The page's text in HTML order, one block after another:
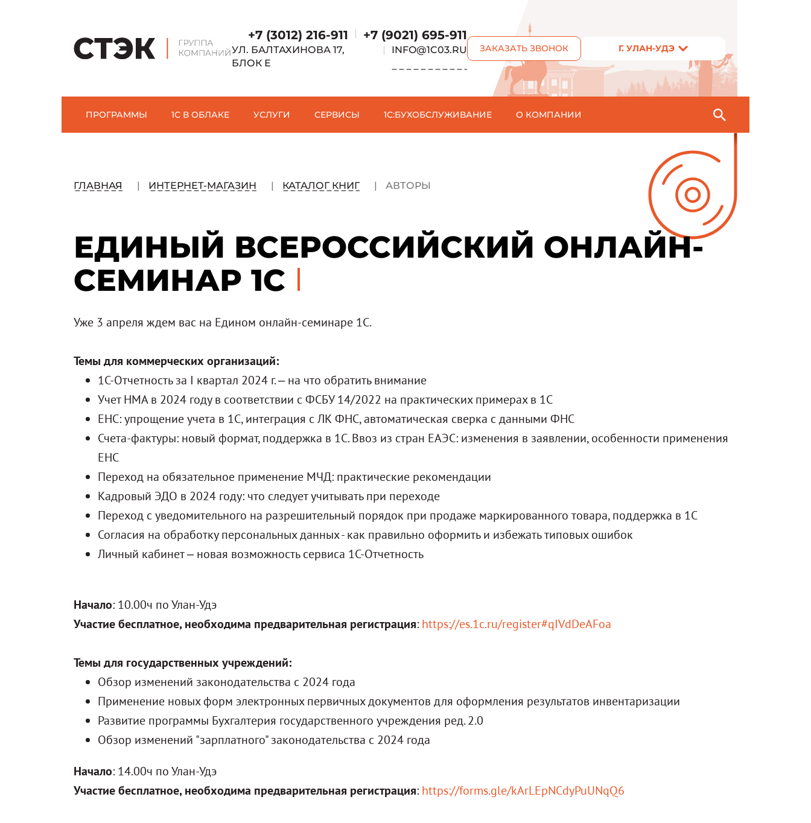
+7 (3012) 216-911 | +7 (9021) 695-911
УЛ. БАЛТАХИНОВА 17,
БЛОК Е
| INFO@1C03.RU ЗАКАЗАТЬ ЗВОНОК Г. УЛАН-УДЭ
ПРОГРАММЫ 1С В ОБЛАКЕ УСЛУГИ СЕРВИСЫ 1C:БУХОБСЛУЖИВАНИЕ О КОМПАНИИ
ГЛАВНАЯ ИНТЕРНЕТ-МАГАЗИН КАТАЛОГ КНИГ АВТОРЫ
ЕДИНЫЙ ВСЕРОССИЙСКИЙ ОНЛАЙН-
СЕМИНАР 1С
Уже 3 апреля ждем вас на Едином онлайн-семинаре 1С.
Темы для коммерческих организаций:
1С-Отчетность за I квартал 2024 г. – на что обратить внимание
Учет НМА в 2024 году в соответствии с ФСБУ 14/2022 на практических примерах в 1С
ЕНС: упрощение учета в 1С, интеграция с ЛК ФНС, автоматическая сверка с данными ФНС
Счета-фактуры: новый формат, поддержка в 1С. Ввоз из стран ЕАЭС: изменения в заявлении, особенности применения
ЕНС
Переход на обязательное применение МЧД: практические рекомендации
Кадровый ЭДО в 2024 году: что следует учитывать при переходе
Переход с уведомительного на разрешительный порядок при продаже маркированного товара, поддержка в 1С
Согласия на обработку персональных данных - как правильно оформить и избежать типовых ошибок
Личный кабинет – новая возможность сервиса 1С-Отчетность
Начало: 10.00ч по Улан-Удэ
Участие бесплатное, необходима предварительная регистрация: https://es.1c.ru/register#qIVdDeAFoa
Темы для государственных учреждений:
Обзор изменений законодательства с 2024 года
Применение новых форм электронных первичных документов для оформления результатов инвентаризации
Развитие программы Бухгалтерия государственного учреждения ред. 2.0
Обзор изменений "зарплатного" законодательства с 2024 года
Начало: 14.00ч по Улан-Удэ
Участие бесплатное, необходима предварительная регистрация: https://forms.gle/kArLEpNCdyPuUNqQ6